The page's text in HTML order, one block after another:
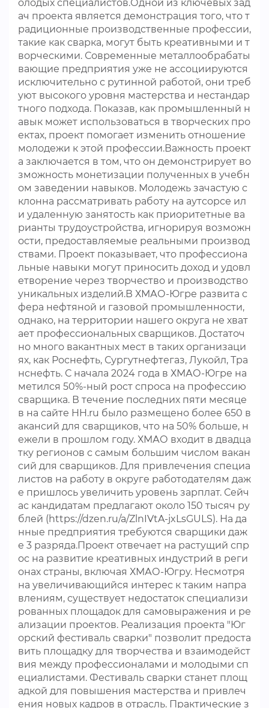
олодых специалистов.Одной из ключевых зад
ач проекта является демонстрация того, что т
радиционные производственные профессии,
такие как сварка, могут быть креативными и т
ворческими. Современные металлообрабаты
вающие предприятия уже не ассоциируются
исключительно с рутинной работой, они треб
уют высокого уровня мастерства и нестандар
тного подхода. Показав, как промышленный н
авык может использоваться в творческих про
ектах, проект помогает изменить отношение
молодежи к этой профессии.Важность проект
а заключается в том, что он демонстрирует во
зможность монетизации полученных в учебн
ом заведении навыков. Молодежь зачастую с
клонна рассматривать работу на аутсорсе ил
и удаленную занятость как приоритетные ва
рианты трудоустройства, игнорируя возможн
ости, предоставляемые реальными производ
ствами. Проект показывает, что профессиона
льные навыки могут приносить доход и удовл
етворение через творчество и производство
уникальных изделий.В ХМАО-Югре развита с
фера нефтяной и газовой промышленности,
однако, на территории нашего округа не хват
ает профессиональных сварщиков. Достаточ
но много вакантных мест в таких организаци
ях, как Роснефть, Сургутнефтегаз, Лукойл, Тра
нснефть. С начала 2024 года в ХМАО-Югре на
метился 50%-ный рост спроса на профессию
сварщика. В течение последних пяти месяце
в на сайте HH.ru было размещено более 650 в
акансий для сварщиков, что на 50% больше, н
ежели в прошлом году. ХМАО входит в двадца
тку регионов с самым большим числом вакан
сий для сварщиков. Для привлечения специа
листов на работу в округе работодателям даж
е пришлось увеличить уровень зарплат. Сейч
ас кандидатам предлагают около 150 тысяч ру
блей (https://dzen.ru/a/ZlnIVtA-jxLsGULS). На да
нные предприятия требуются сварщики даж
е 3 разряда.Проект отвечает на растущий спр
ос на развитие креативных индустрий в реги
онах страны, включая ХМАО-Югру. Несмотря
на увеличивающийся интерес к таким напра
влениям, существует недостаток специализи
рованных площадок для самовыражения и ре
ализации проектов. Реализация проекта "Юг
орский фестиваль сварки" позволит предоста
вить площадку для творчества и взаимодейст
вия между профессионалами и молодыми сп
ециалистами. Фестиваль сварки станет площ
адкой для повышения мастерства и привлеч
ения новых кадров в отрасль. Практические з